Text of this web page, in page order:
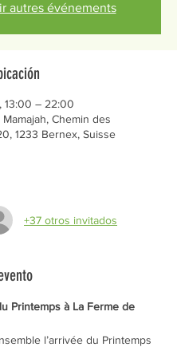
autres événements
13:00 – 22:00
Chemin des
1233 Bernex, Suisse
+37 otros invitados
Printemps à La Ferme de
l’arrivée du Printemps